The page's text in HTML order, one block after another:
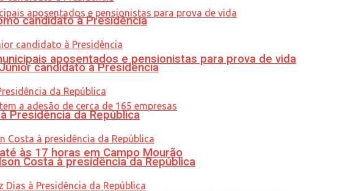
aposentados e pensionistas para prova de vida
às 17 horas em Campo Mourão
candidato à Presidência
candidato à Presidência
Presidência da República
Costa à presidência da República